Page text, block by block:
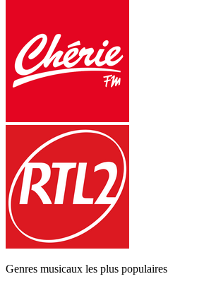
Genres musicaux les plus populaires